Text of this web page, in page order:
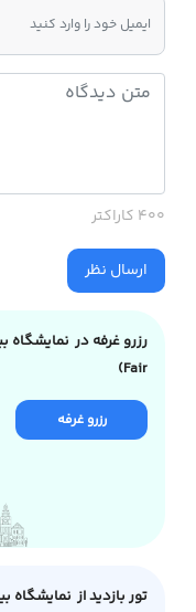
400 کاراکتر
ارسال نظر
Fair)
رزرو غرفه